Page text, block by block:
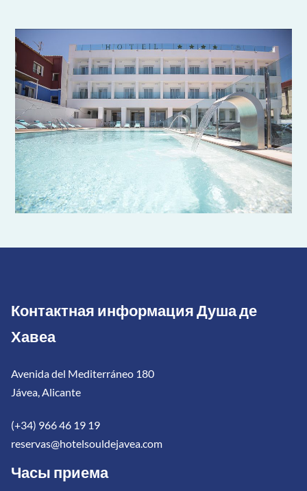
Контактная информация Душа де
Хавеа
Avenida del Mediterráneo 180
Jávea, Alicante
(+34) 966 46 19 19
reservas@hotelsouldejavea.com
Часы приема